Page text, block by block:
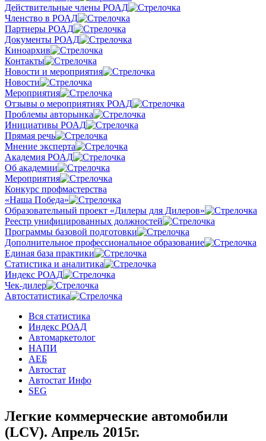
Действительные члены РОАД
Членство в РОАД
Партнеры РОАД
Документы РОАД
Киноархив
Контакты
Новости и мероприятия
Новости
Мероприятия
Отзывы о мероприятиях РОАД
Проблемы авторынка
Инициативы РОАД
Прямая речь
Мнение эксперта
Академия РОАД
Об академии
Мероприятия
Конкурс профмастерства
«Наша Победа»
Образовательный проект «Дилеры для Дилеров»
Реестр унифицированных должностей
Программы базовой подготовки
Дополнительное профессиональное образование
Единая база практики
Статистика и аналитика
Индекс РОАД
Чек-дилер
Автостатистика
Вся статистика
Индекс РОАД
Автомаркетолог
НАПИ
АЕБ
Автостат
Автостат Инфо
SEG
Легкие коммерческие автомобили
(LCV). Апрель 2015г.